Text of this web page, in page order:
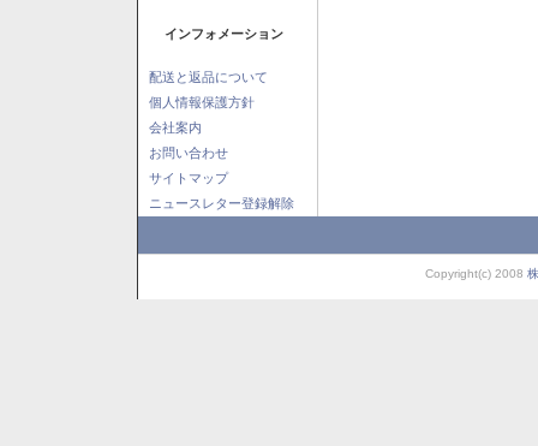
インフォメーション
配送と返品について
個人情報保護方針
会社案内
お問い合わせ
サイトマップ
ニュースレター登録解除
Copyright(c) 2008